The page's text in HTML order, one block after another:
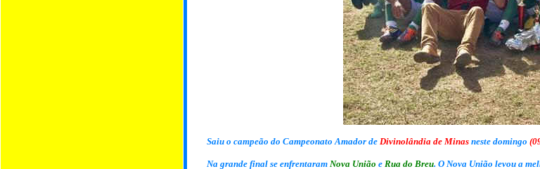
Saiu o campeão do Campeonato Amador deDivinolândia de Minasneste domingo
Na grande final se enfrentaram Nova União eRua do Breu. O Nova União levou a